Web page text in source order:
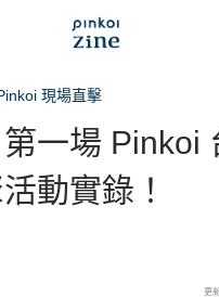
現場直擊
第一場 Pinkoi
動實錄！
更